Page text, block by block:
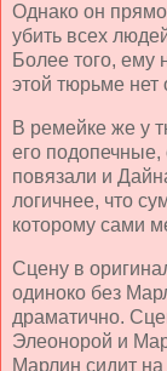
Однако он прямо
убить всех
Более того, ему
этой тюрьме нет
В ремейке же у
его
повязали и
логичнее, что
которому сами
Сцену в
одиноко без
драматично.
Элеонорой и
Марлин сидит на